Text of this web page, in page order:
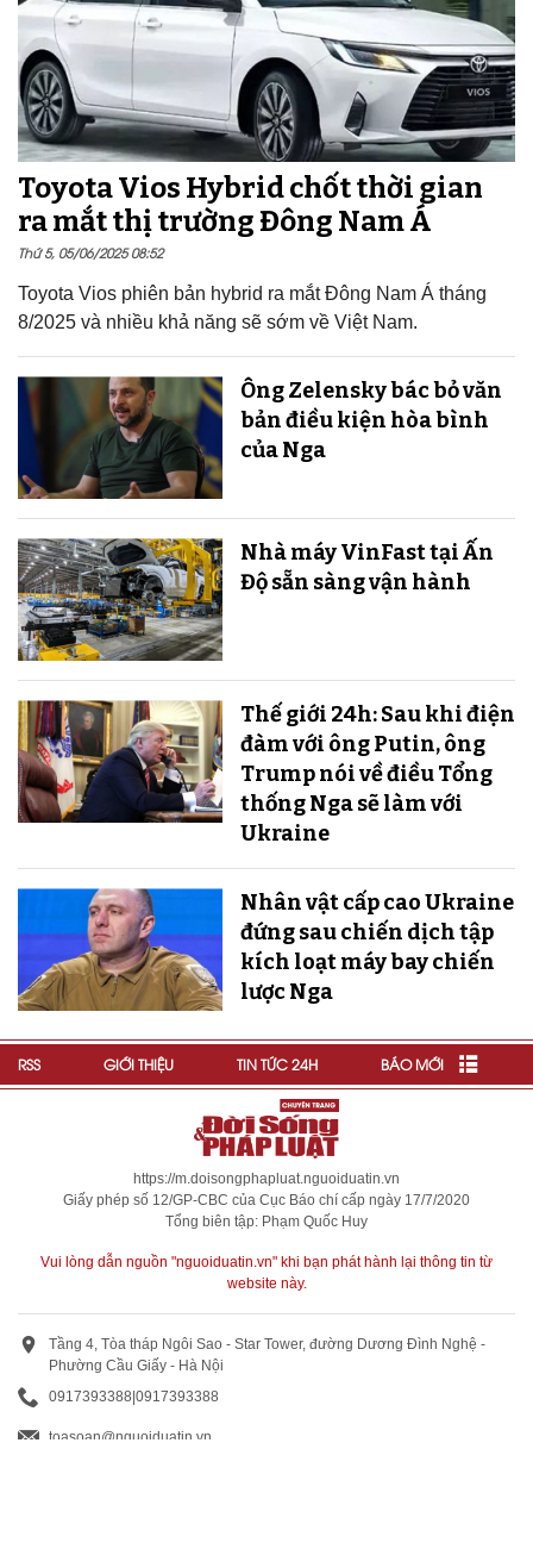
Toyota Vios Hybrid chốt thời gian
ra mắt thị trường Đông Nam Á
Thứ 5, 05/06/2025 08:52
Toyota Vios phiên bản hybrid ra mắt Đông Nam Á tháng
8/2025 và nhiều khả năng sẽ sớm về Việt Nam.
Ông Zelensky bác bỏ văn
bản điều kiện hòa bình
của Nga
Nhà máy VinFast tại Ấn
Độ sẵn sàng v​​​​​​​ận hành
Thế giới 24h: Sau khi điện
đàm với ông Putin, ông
Trump nói về điều Tổng
thống Nga sẽ làm với
Ukraine
Nhân vật cấp cao Ukraine
đứng sau chiến dịch tập
kích loạt máy bay chiến
lược Nga
RSS GIỚI THIỆU TIN TỨC 24H BÁO MỚI
https://m.doisongphapluat.nguoiduatin.vn
Giấy phép số 12/GP-CBC của Cục Báo chí cấp ngày 17/7/2020
Tổng biên tập: Phạm Quốc Huy
Vui lòng dẫn nguồn "nguoiduatin.vn" khi bạn phát hành lại thông tin từ
website này.
Tầng 4, Tòa tháp Ngôi Sao - Star Tower, đường Dương Đình Nghệ -
Phường Cầu Giấy - Hà Nội
0917393388 0917393388
toasoan@nguoiduatin.vn